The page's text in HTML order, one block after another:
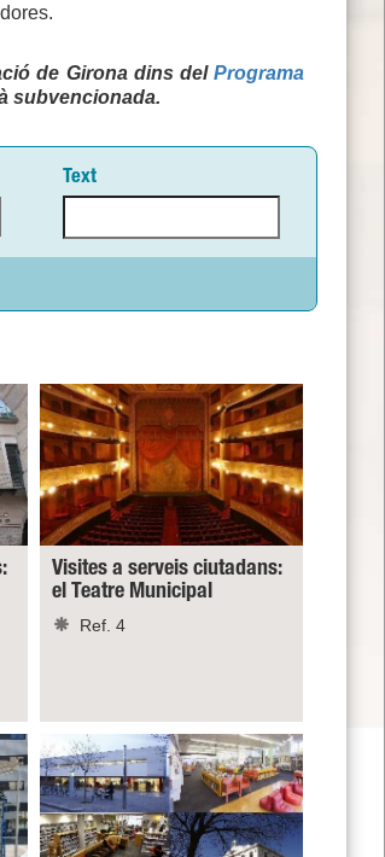
de Girona dins del Programa
subvencionada.
Text
Visites a serveis ciutadans:
el Teatre Municipal
Ref. 4